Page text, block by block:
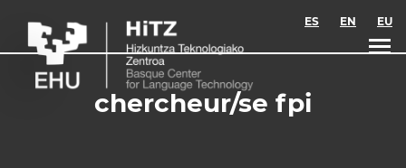
ES EN EU
chercheur/se fpi